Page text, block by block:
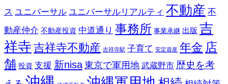
ス ユニバーサル ユニバーサルリアルティ 不動産 不
動産仲介 不動産投資 中道通り 事務所 事業承継 出版 吉
祥寺 吉祥寺不動産 吉祥寺駅 子育て 安定資産 年金 店
舗 投資 支援 新nisa 東京で軍用地 武蔵野市 歴史を考